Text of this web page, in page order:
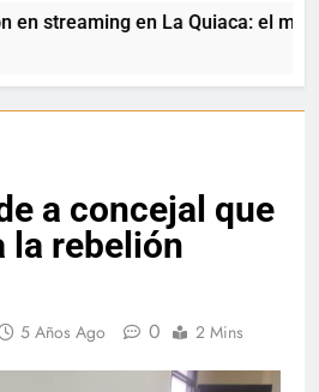
en La Quiaca: el
a concejal que
la rebelión
5 Años Ago 0 2 Mins